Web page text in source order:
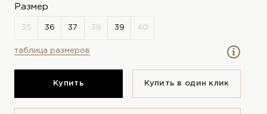
Размер
таблица размеров
Купить Купить в один клик